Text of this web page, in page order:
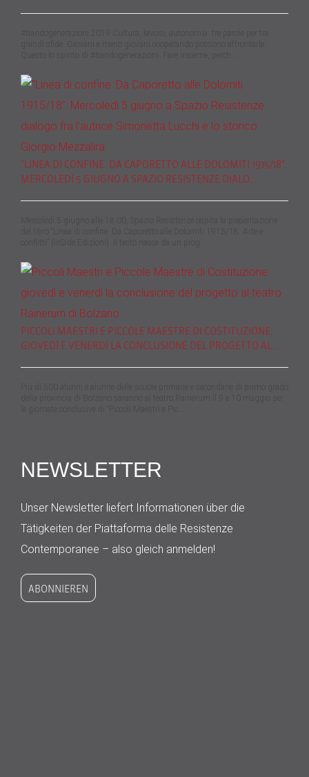
“LINEA DI CONFINE. DA CAPORETTO ALLE DOLOMITI 1915/18”:
MERCOLEDÌ 5 GIUGNO A SPAZIO RESISTENZE DIALO…
PICCOLI MAESTRI E PICCOLE MAESTRE DI COSTITUZIONE:
GIOVEDÌ E VENERDÌ LA CONCLUSIONE DEL PROGETTO AL …
NEWSLETTER
Unser Newsletter liefert Informationen über die
Tätigkeiten der Piattaforma delle Resistenze
Contemporanee – also gleich anmelden!
ABONNIEREN